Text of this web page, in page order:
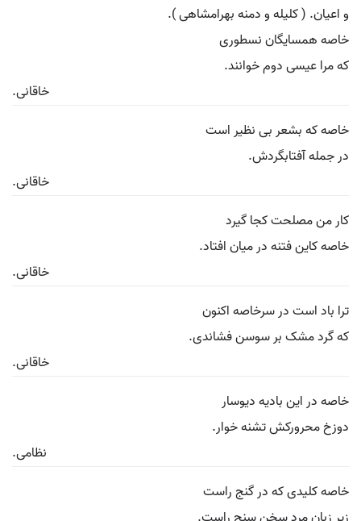
و اعیان. ( کلیله و دمنه بهرامشاهی ).
خاصه همسایگان نسطوری
که مرا عیسی دوم خوانند.
خاقانی.
خاصه که بشعر بی نظیر است
در جمله آفتابگردش.
خاقانی.
کار من مصلحت کجا گیرد
خاصه کاین فتنه در میان افتاد.
خاقانی.
ترا باد است در سرخاصه اکنون
که گرد مشک بر سوسن فشاندی.
خاقانی.
خاصه در این بادیه دیوسار
دوزخ محرورکش تشنه خوار.
نظامی.
خاصه کلیدی که در گنج راست